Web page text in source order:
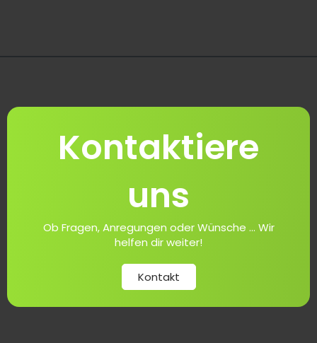
Kontaktiere
uns
Ob Fragen, Anregungen oder Wünsche ... Wir
helfen dir weiter!
Kontakt